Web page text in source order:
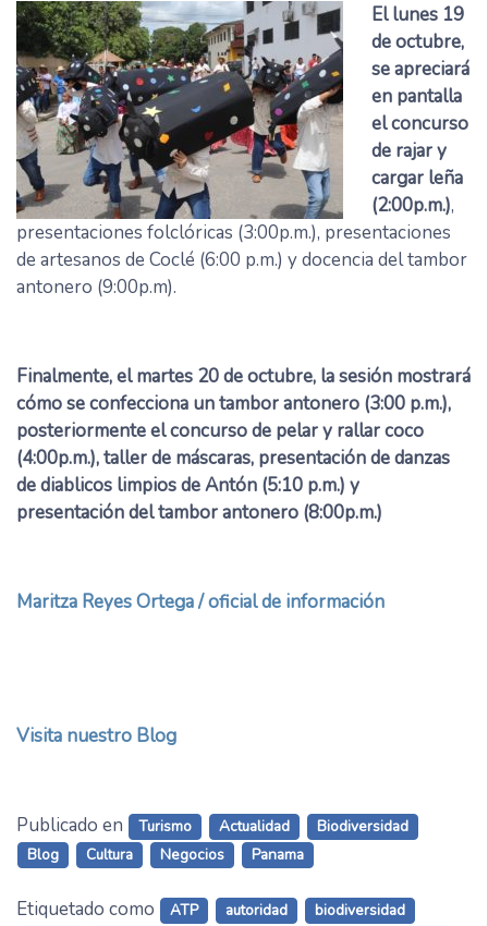
El lunes 19
de octubre,
se apreciará
en pantalla
el concurso
de rajar y
cargar leña
(2:00p.m.),
presentaciones folclóricas (3:00p.m.), presentaciones
de artesanos de Coclé (6:00 p.m.) y docencia del tambor
antonero (9:00p.m).
Finalmente, el martes 20 de octubre, la sesión mostrará
cómo se confecciona un tambor antonero (3:00 p.m.),
posteriormente el concurso de pelar y rallar coco
(4:00p.m.), taller de máscaras, presentación de danzas
de diablicos limpios de Antón (5:10 p.m.) y
presentación del tambor antonero (8:00p.m.)
Maritza Reyes Ortega / oficial de información
Visita nuestro Blog
Publicado en Turismo Actualidad
Biodiversidad
Blog
Cultura Negocios Panama
Etiquetado como ATP autoridad
biodiversidad